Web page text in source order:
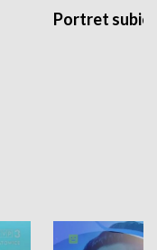
Portret